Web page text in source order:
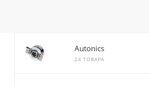
Autonics
24 ТОВАРА